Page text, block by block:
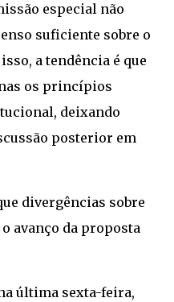
especial não
suficiente sobre o
a tendência é que
os princípios
deixando
posterior em
divergências sobre
avanço da proposta
última sexta-feira,